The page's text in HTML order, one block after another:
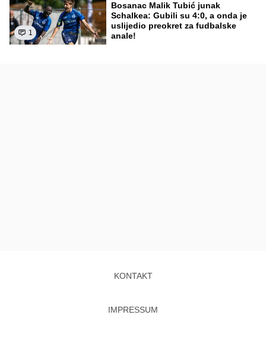
1
Bosanac Malik Tubić junak
Schalkea: Gubili su 4:0, a onda je
uslijedio preokret za fudbalske
anale!
KONTAKT
IMPRESSUM